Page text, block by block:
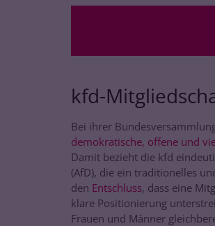
kfd-
Bei ihrer
demokratische, offene und
Damit bezieht die kfd
(AfD), die ein traditionelles
den Entschluss, dass eine
klare Positionierung
Frauen und Männer